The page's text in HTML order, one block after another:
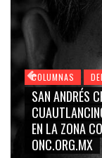
COLUMNAS
GRACE
CARMEN
BLANCO,